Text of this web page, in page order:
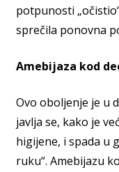
potpunosti
sprečila ponovna
Amebijaza kod
Ovo oboljenje je u
javlja se, kako je
higijene, i spada u
ruku“. Amebijazu